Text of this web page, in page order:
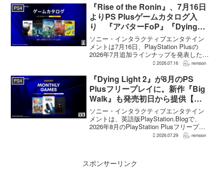
ると、シリーズディレクターの浜口直樹
氏がAU...
PS4
『Rise of the Ronin』、7月16日
よりPS Plusゲームカタログ入
り 『アバターFoP』『Dying
Light』なども順次配信
ソニー・インタラクティブエンタテイン
メントは7月16日、PlayStation Plusの
2026年7月追加ラインナップを発表した。
幕末の日本を舞台とするTeam NINJAのオ
the Ron...
2026.07.16 remoon
PS4
『Dying Light 2』が8月のPS
Plusフリープレイに。新作『Big
Walk』も発売初日から提供【海
外発表】
ソニー・インタラクティブエンタテイン
メントは、英語版PlayStation.Blogで、
2026年8月のPlayStation Plusフリープレ
イとして『Dying Light 2 Stay Human:
2026.07.29 remoon
スポンサーリンク